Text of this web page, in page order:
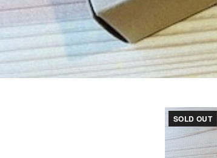
SOLD OUT